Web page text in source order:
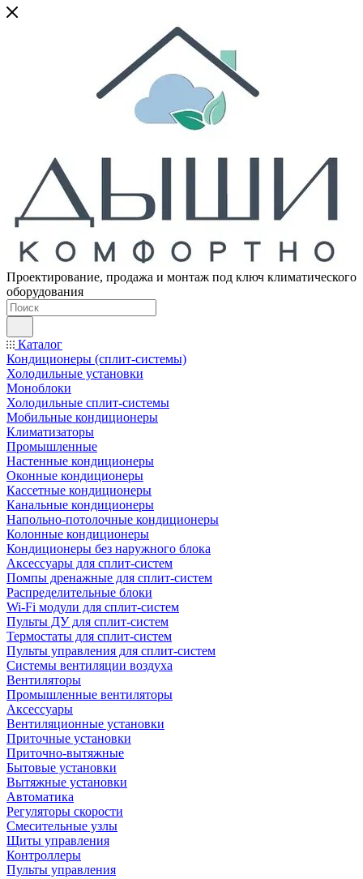
Проектирование, продажа и монтаж под ключ климатического
оборудования
Каталог
Кондиционеры (сплит-системы)
Холодильные установки
Моноблоки
Холодильные сплит-системы
Мобильные кондиционеры
Климатизаторы
Промышленные
Настенные кондиционеры
Оконные кондиционеры
Кассетные кондиционеры
Канальные кондиционеры
Напольно-потолочные кондиционеры
Колонные кондиционеры
Кондиционеры без наружного блока
Аксессуары для сплит-систем
Помпы дренажные для сплит-систем
Распределительные блоки
Wi-Fi модули для сплит-систем
Пульты ДУ для сплит-систем
Термостаты для сплит-систем
Пульты управления для сплит-систем
Системы вентиляции воздуха
Вентиляторы
Промышленные вентиляторы
Аксессуары
Вентиляционные установки
Приточные установки
Приточно-вытяжные
Бытовые установки
Вытяжные установки
Автоматика
Регуляторы скорости
Смесительные узлы
Щиты управления
Контроллеры
Пульты управления